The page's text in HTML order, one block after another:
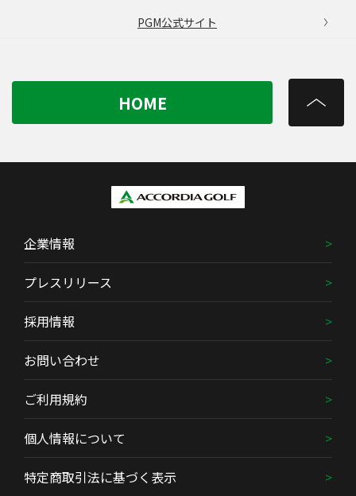
PGM公式サイト
HOME
企業情報
プレスリリース
採用情報
お問い合わせ
ご利用規約
個人情報について
特定商取引法に基づく表示